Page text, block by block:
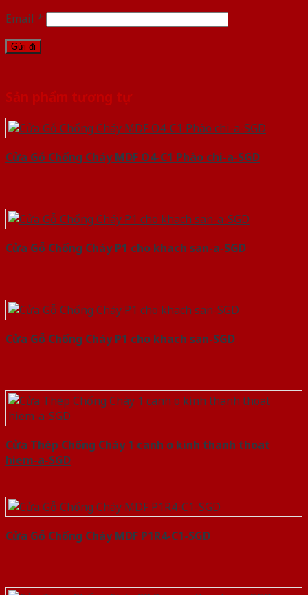
Email *
Sản phẩm tương tự
Cửa Gỗ Chống Cháy MDF O4-C1 Phào chi-a-SGD
Cửa Gỗ Chống Cháy P1 cho khach san-a-SGD
Cửa Gỗ Chống Cháy P1 cho khach san-SGD
Cửa Thép Chống Cháy 1 canh o kinh thanh thoat
hiem-a-SGD
Cửa Gỗ Chống Cháy MDF P1R4-C1-SGD